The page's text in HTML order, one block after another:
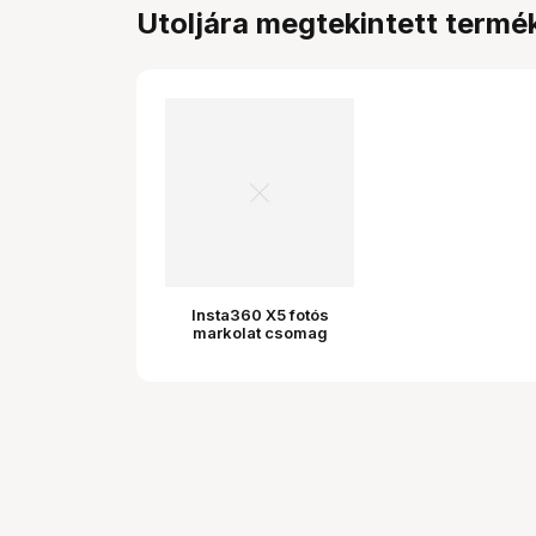
Utoljára megtekintett
Insta360 X5 fotós
markolat csomag